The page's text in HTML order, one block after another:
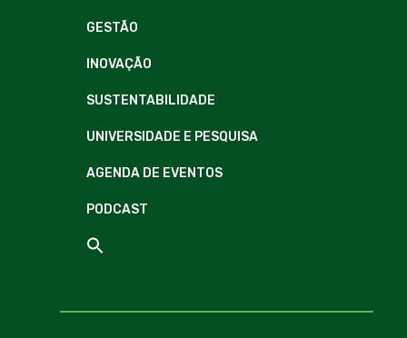
GESTÃO
INOVAÇÃO
SUSTENTABILIDADE
UNIVERSIDADE E PESQUISA
AGENDA DE EVENTOS
PODCAST